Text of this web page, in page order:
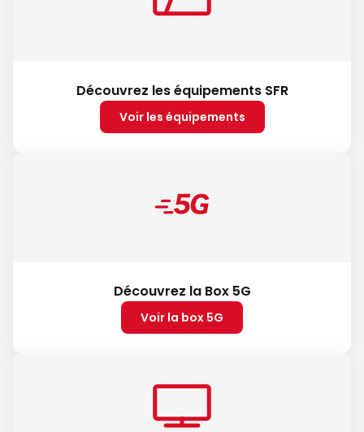
Découvrez les équipements SFR
Voir les équipements
Découvrez la Box 5G
Voir la box 5G